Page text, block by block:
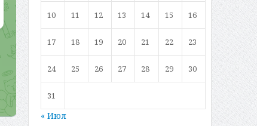
10 11 12 13 14 15 16
17 18 19 20 21 22 23
24 25 26 27 28 29 30
31
« Июл